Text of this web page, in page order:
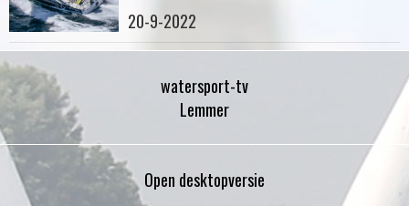
20-9-2022
watersport-tv
Lemmer
Open desktopversie